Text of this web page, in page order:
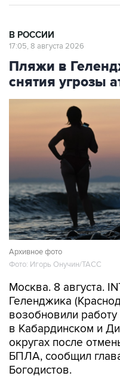
В РОССИИ
17:05, 8 августа 2026
Пляжи в
снятия угрозы
Архивное фото
Фото: Игорь Онучин/ТАСС
Москва. 8 августа.
Геленджика
возобновили
в Кабардинском и
округах после
БПЛА, сообщил
Богодистов.